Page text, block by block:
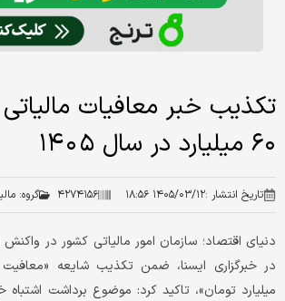
تکذیب خبر معافیات
۶۰ میلیارد در سال ١۴٠۵
تاریخ انتشار :۱۴۰۵/۰۳/۱۲ ۱۸:۵۶ ۴۲۷۴۱۵۶ گروه:
دنیای اقتصاد؛ سازمان امور مالیاتی کشور در واکنش
میلیارد تومان»، تاکید کرد: موضوع برداشت اشتباه